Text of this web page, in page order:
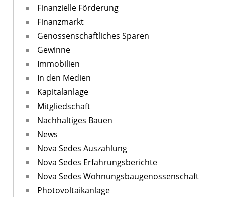
Finanzielle Förderung
Finanzmarkt
Genossenschaftliches Sparen
Gewinne
Immobilien
In den Medien
Kapitalanlage
Mitgliedschaft
Nachhaltiges Bauen
News
Nova Sedes Auszahlung
Nova Sedes Erfahrungsberichte
Nova Sedes Wohnungsbaugenossenschaft
Photovoltaikanlage